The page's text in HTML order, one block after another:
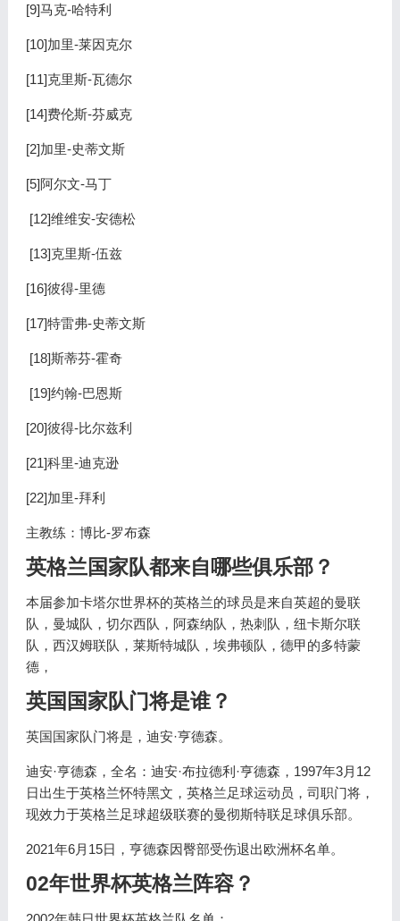
[9]马克-哈特利
[10]加里-莱因克尔
[11]克里斯-瓦德尔
[14]费伦斯-芬威克
[2]加里-史蒂文斯
[5]阿尔文-马丁
[12]维维安-安德松
[13]克里斯-伍兹
[16]彼得-里德
[17]特雷弗-史蒂文斯
[18]斯蒂芬-霍奇
[19]约翰-巴恩斯
[20]彼得-比尔兹利
[21]科里-迪克逊
[22]加里-拜利
主教练：博比-罗布森
英格兰国家队都来自哪些俱乐部？
本届参加卡塔尔世界杯的英格兰的球员是来自英超的曼联
队，曼城队，切尔西队，阿森纳队，热刺队，纽卡斯尔联
队，西汉姆联队，莱斯特城队，埃弗顿队，德甲的多特蒙
德，
英国国家队门将是谁？
英国国家队门将是，迪安·亨德森。
迪安·亨德森，全名：迪安·布拉德利·亨德森，1997年3月12
日出生于英格兰怀特黑文，英格兰足球运动员，司职门将，
现效力于英格兰足球超级联赛的曼彻斯特联足球俱乐部。
2021年6月15日，亨德森因臀部受伤退出欧洲杯名单。
02年世界杯英格兰阵容？